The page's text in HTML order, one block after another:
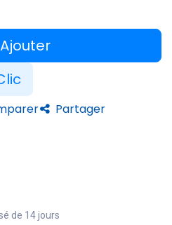
Ajouter
Partager
de 14 jours